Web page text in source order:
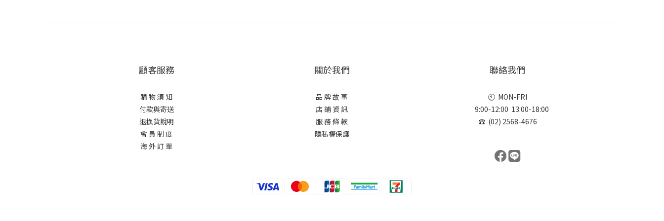
顧客服務
購 物 須 知
付款與寄送
退換貨說明
會 員 制 度
海 外 訂 單
關於我們
品 牌 故 事
店 鋪 資 訊
服 務 條 款
隱私權保護
聯絡我們
🕙 MON-FRI
9:00-12:00 13:00-18:00
☎ (02) 2568-4676